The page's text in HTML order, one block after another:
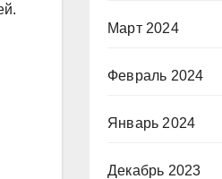
Март 2024
Февраль 2024
Январь 2024
Декабрь 2023